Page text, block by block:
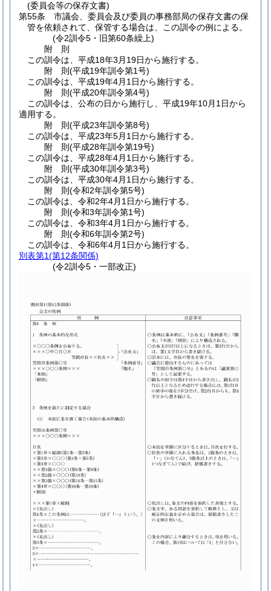
(委員会等の保存文書)
第55条
市議会、委員会及び委員の事務部局の保存文書の保
管を依頼されて、保管する場合は、この訓令の例による。
(令2訓令5・旧第60条繰上)
附 則
この訓令は、平成18年3月19日から施行する。
附 則(平成19年訓令第1号)
この訓令は、平成19年4月1日から施行する。
附 則(平成20年訓令第4号)
この訓令は、公布の日から施行し、平成19年10月1日から
適用する。
附 則(平成23年訓令第8号)
この訓令は、平成23年5月1日から施行する。
附 則(平成28年訓令第19号)
この訓令は、平成28年4月1日から施行する。
附 則(平成30年訓令第3号)
この訓令は、平成30年4月1日から施行する。
附 則(令和2年訓令第5号)
この訓令は、令和2年4月1日から施行する。
附 則(令和3年訓令第1号)
この訓令は、令和3年4月1日から施行する。
附 則(令和6年訓令第2号)
この訓令は、令和6年4月1日から施行する。
別表第1(第12条関係)
(令2訓令5・一部改正)